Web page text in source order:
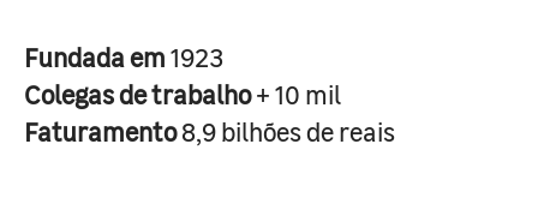
Fundada em1923
Colegas de trabalho+ 10 mil
Faturamento8,9 bilhões de reais